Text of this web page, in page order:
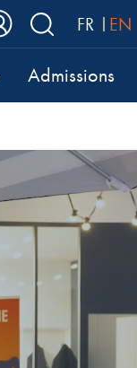
FR EN
Admissions